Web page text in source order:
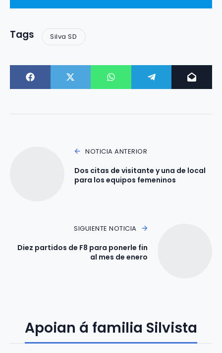
Tags Silva SD
NOTICIA ANTERIOR
Dos citas de visitante y una de local
para los equipos femeninos
SIGUIENTE NOTICIA
Diez partidos de F8 para ponerle fin
al mes de enero
Apoian á familia Silvista